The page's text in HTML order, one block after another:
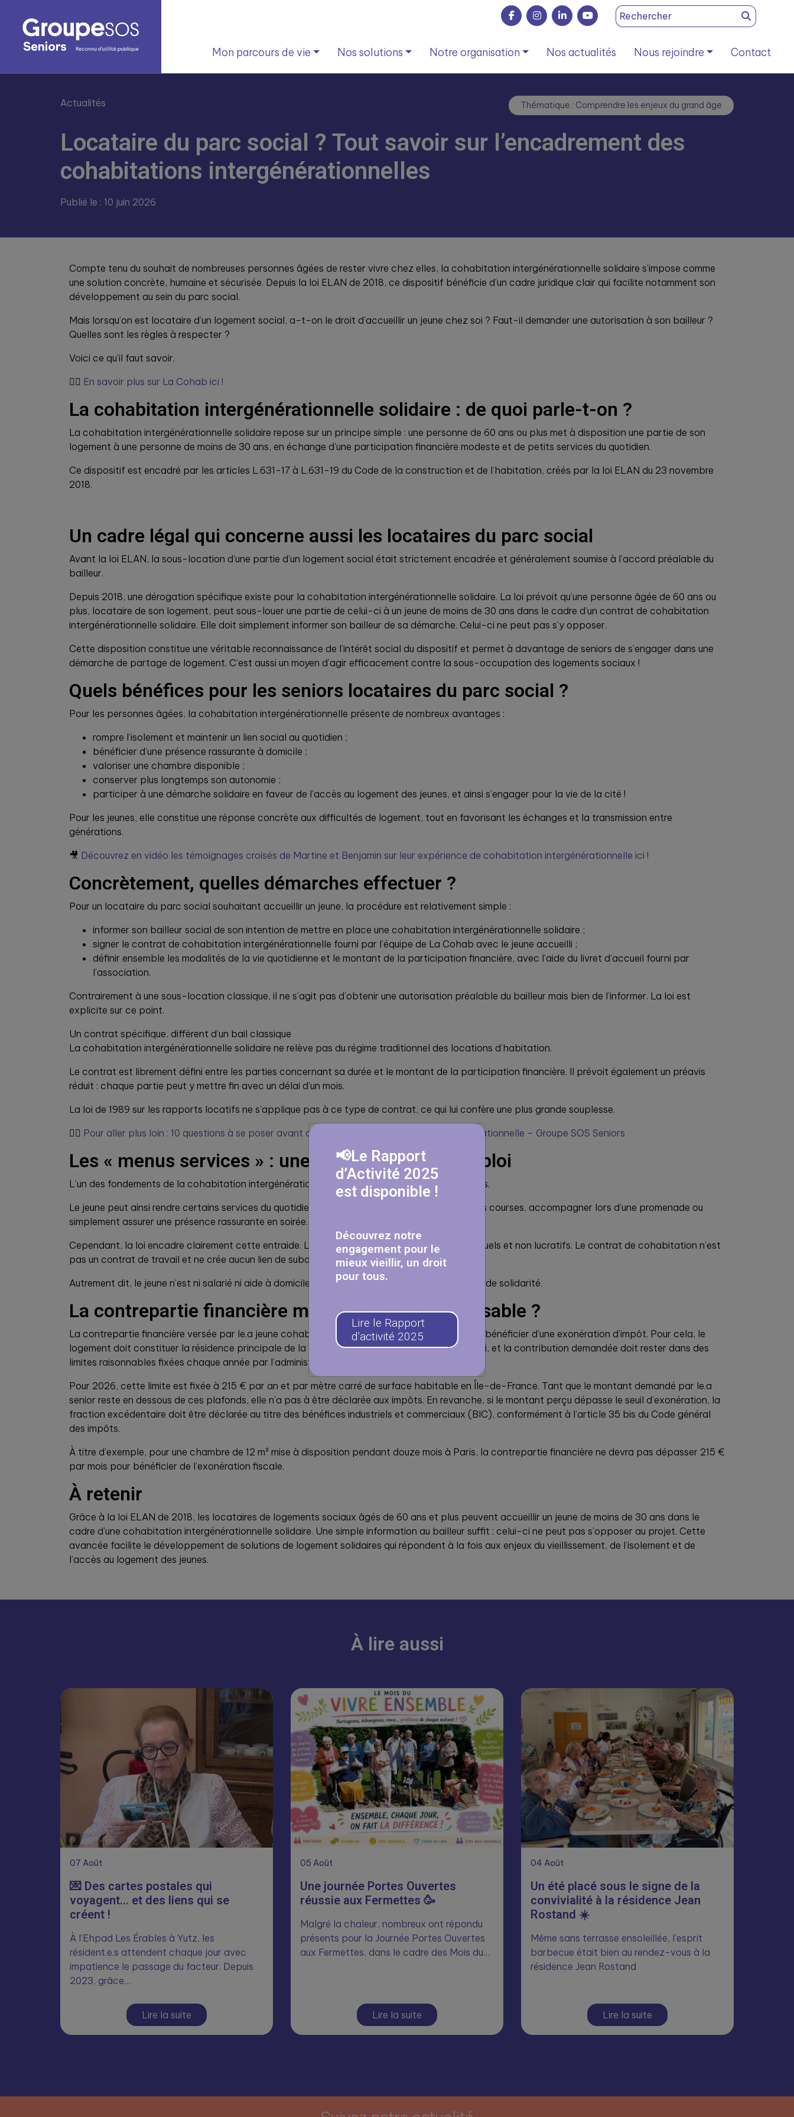
Search
for:
Mon parcours de vie Nos solutions Notre organisation Nos actualités Nous rejoindre Contact
Actualités Thématique : Comprendre les enjeux du grand âge
Locataire du parc social ? Tout savoir sur l’encadrement des
cohabitations intergénérationnelles
Publié le : 10 juin 2026
Compte tenu du souhait de nombreuses personnes âgées de rester vivre chez elles, la cohabitation intergénérationnelle solidaire s’impose comme
une solution concrète, humaine et sécurisée. Depuis la loi ELAN de 2018, ce dispositif bénéficie d’un cadre juridique clair qui facilite notamment son
développement au sein du parc social.
Mais lorsqu’on est locataire d’un logement social, a-t-on le droit d’accueillir un jeune chez soi ? Faut-il demander une autorisation à son bailleur ?
Quelles sont les règles à respecter ?
Voici ce qu’il faut savoir.
👉🏼 En savoir plus sur La Cohab ici !
La cohabitation intergénérationnelle solidaire : de quoi parle-t-on ?
La cohabitation intergénérationnelle solidaire repose sur un principe simple : une personne de 60 ans ou plus met à disposition une partie de son
logement à une personne de moins de 30 ans, en échange d’une participation financière modeste et de petits services du quotidien.
Ce dispositif est encadré par les articles L.631-17 à L.631-19 du Code de la construction et de l’habitation, créés par la loi ELAN du 23 novembre
2018.
Un cadre légal qui concerne aussi les locataires du parc social
Avant la loi ELAN, la sous-location d’une partie d’un logement social était strictement encadrée et généralement soumise à l’accord préalable du
bailleur.
Depuis 2018, une dérogation spécifique existe pour la cohabitation intergénérationnelle solidaire. La loi prévoit qu’une personne âgée de 60 ans ou
plus, locataire de son logement, peut sous-louer une partie de celui-ci à un jeune de moins de 30 ans dans le cadre d’un contrat de cohabitation
intergénérationnelle solidaire. Elle doit simplement informer son bailleur de sa démarche. Celui-ci ne peut pas s’y opposer.
Cette disposition constitue une véritable reconnaissance de l’intérêt social du dispositif et permet à davantage de seniors de s’engager dans une
démarche de partage de logement. C’est aussi un moyen d’agir efficacement contre la sous-occupation des logements sociaux !
Quels bénéfices pour les seniors locataires du parc social ?
Pour les personnes âgées, la cohabitation intergénérationnelle présente de nombreux avantages :
rompre l’isolement et maintenir un lien social au quotidien ;
bénéficier d’une présence rassurante à domicile ;
valoriser une chambre disponible ;
conserver plus longtemps son autonomie ;
participer à une démarche solidaire en faveur de l’accès au logement des jeunes, et ainsi s’engager pour la vie de la cité !
Pour les jeunes, elle constitue une réponse concrète aux difficultés de logement, tout en favorisant les échanges et la transmission entre
générations.
🎥 Découvrez en vidéo les témoignages croisés de Martine et Benjamin sur leur expérience de cohabitation intergénérationnelle ici !
Concrètement, quelles démarches effectuer ?
Pour un locataire du parc social souhaitant accueillir un jeune, la procédure est relativement simple :
informer son bailleur social de son intention de mettre en place une cohabitation intergénérationnelle solidaire ;
signer le contrat de cohabitation intergénérationnelle fourni par l’équipe de La Cohab avec le jeune accueilli ;
définir ensemble les modalités de la vie quotidienne et le montant de la participation financière, avec l’aide du livret d’accueil fourni par
l’association.
Contrairement à une sous-location classique, il ne s’agit pas d’obtenir une autorisation préalable du bailleur mais bien de l’informer. La loi est
explicite sur ce point.
Un contrat spécifique, différent d’un bail classique
La cohabitation intergénérationnelle solidaire ne relève pas du régime traditionnel des locations d’habitation.
Le contrat est librement défini entre les parties concernant sa durée et le montant de la participation financière. Il prévoit également un préavis
réduit : chaque partie peut y mettre fin avec un délai d’un mois.
La loi de 1989 sur les rapports locatifs ne s’applique pas à ce type de contrat, ce qui lui confère une plus grande souplesse.
👉🏼 Pour aller plus loin : 10 questions à se poser avant de se lancer en cohabitation intergénérationnelle – Groupe SOS Seniors
Les « menus services » : une entraide, pas un emploi
L’un des fondements de la cohabitation intergénérationnelle est la solidarité entre générations.
Le jeune peut ainsi rendre certains services du quotidien : partager un repas, aider à porter des courses, accompagner lors d’une promenade ou
simplement assurer une présence rassurante en soirée.
Cependant, la loi encadre clairement cette entraide. Les services rendus doivent rester ponctuels et non lucratifs. Le contrat de cohabitation n’est
pas un contrat de travail et ne crée aucun lien de subordination entre les parties.
Autrement dit, le jeune n’est ni salarié ni aide à domicile. Il s’agit d’une relation de réciprocité et de solidarité.
La contrepartie financière modeste est-elle imposable ?
La contrepartie financière versée par le.a jeune cohabitant.e peut, sous certaines conditions, bénéficier d’une exonération d’impôt. Pour cela, le
logement doit constituer la résidence principale de la personne âgée comme du jeune accueilli, et la contribution demandée doit rester dans des
limites raisonnables fixées chaque année par l’administration fiscale.
Pour 2026, cette limite est fixée à 215 € par an et par mètre carré de surface habitable en Île-de-France. Tant que le montant demandé par le.a
senior reste en dessous de ces plafonds, elle n’a pas à être déclarée aux impôts. En revanche, si le montant perçu dépasse le seuil d’exonération, la
fraction excédentaire doit être déclarée au titre des bénéfices industriels et commerciaux (BIC), conformément à l’article 35 bis du Code général
des impôts.
À titre d’exemple, pour une chambre de 12 m² mise à disposition pendant douze mois à Paris, la contrepartie financière ne devra pas dépasser 215 €
par mois pour bénéficier de l’exonération fiscale.
À retenir
Grâce à la loi ELAN de 2018, les locataires de logements sociaux âgés de 60 ans et plus peuvent accueillir un jeune de moins de 30 ans dans le
cadre d’une cohabitation intergénérationnelle solidaire. Une simple information au bailleur suffit : celui-ci ne peut pas s’opposer au projet. Cette
avancée facilite le développement de solutions de logement solidaires qui répondent à la fois aux enjeux du vieillissement, de l’isolement et de
l’accès au logement des jeunes.
À lire aussi
07 Août
💌 Des cartes postales qui
voyagent… et des liens qui se
créent !
À l’Ehpad Les Érables à Yutz, les
résident.e.s attendent chaque jour avec
impatience le passage du facteur. Depuis
2023, grâce…
Lire la suite
05 Août
Une journée Portes Ouvertes
réussie aux Fermettes 🥳
Malgré la chaleur, nombreux ont répondu
présents pour la Journée Portes Ouvertes
aux Fermettes, dans le cadre des Mois du…
Lire la suite
04 Août
Un été placé sous le signe de la
convivialité à la résidence Jean
Rostand ☀️
Même sans terrasse ensoleillée, l’esprit
barbecue était bien au rendez-vous à la
résidence Jean Rostand
Lire la suite
📢Le Rapport
d’Activité 2025
est disponible !
Découvrez notre
engagement pour le
mieux vieillir, un droit
pour tous.
Lire le Rapport
d’activité 2025